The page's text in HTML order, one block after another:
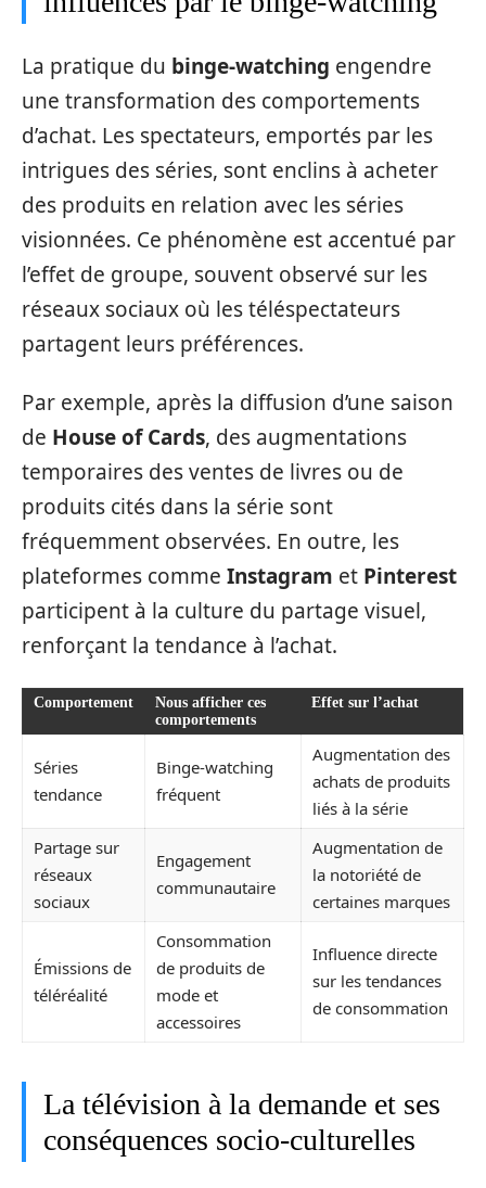
La pratique du binge-watching engendre
une transformation des comportements
d’achat. Les spectateurs, emportés par les
intrigues des séries, sont enclins à acheter
des produits en relation avec les séries
visionnées. Ce phénomène est accentué par
l’effet de groupe, souvent observé sur les
réseaux sociaux où les téléspectateurs
partagent leurs préférences.
Par exemple, après la diffusion d’une saison
de House of Cards, des augmentations
temporaires des ventes de livres ou de
produits cités dans la série sont
fréquemment observées. En outre, les
plateformes comme Instagram et Pinterest
participent à la culture du partage visuel,
renforçant la tendance à l’achat.
Comportement
Nous afficher ces
comportements
Effet sur l’achat
Séries
tendance
Binge-watching
fréquent
Augmentation des
achats de produits
liés à la série
Partage sur
réseaux
sociaux
Engagement
communautaire
Augmentation de
la notoriété de
certaines marques
Émissions de
téléréalité
Consommation
de produits de
mode et
accessoires
Influence directe
sur les tendances
de consommation
La télévision à la demande et ses
conséquences socio-culturelles